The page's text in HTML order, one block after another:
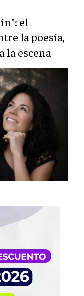
el
la poesía,
la escena